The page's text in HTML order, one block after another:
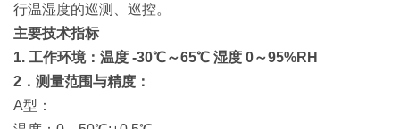
行温湿度的巡测、巡控。
主要技术指标
1. 工作环境：温度 -30℃～65℃ 湿度 0～95%RH
2 ．测量范围与精度：
A型：